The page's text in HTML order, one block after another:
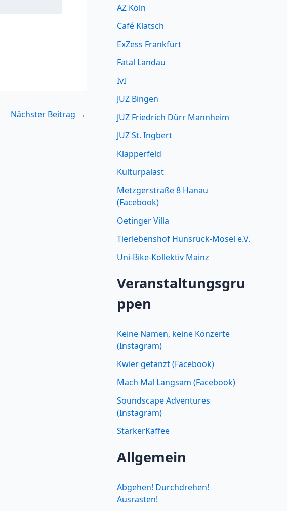
Nächster Beitrag →
AZ Köln
Café Klatsch
ExZess Frankfurt
Fatal Landau
IvI
JUZ Bingen
JUZ Friedrich Dürr Mannheim
JUZ St. Ingbert
Klapperfeld
Kulturpalast
Metzgerstraße 8 Hanau
(Facebook)
Oetinger Villa
Tierlebenshof Hunsrück-Mosel e.V.
Uni-Bike-Kollektiv Mainz
Veranstaltungsgru
ppen
Keine Namen, keine Konzerte
(Instagram)
Kwier getanzt (Facebook)
Mach Mal Langsam (Facebook)
Soundscape Adventures
(Instagram)
StarkerKaffee
Allgemein
Abgehen! Durchdrehen!
Ausrasten!